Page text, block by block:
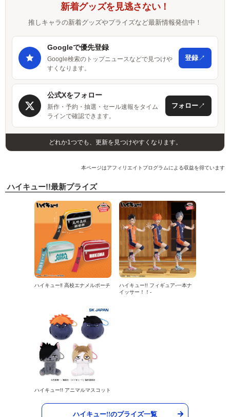
新着グッズを見逃さない！
推しキャラの新着グッズやプライズなど最新情報発信中！
Googleで優先登録
Google検索のトップニュースなどで見つけや
すくなります。
登録↗
公式Xをフォロー
新作・予約・抽選・セール速報をタイム
ラインで確認できます。
フォロー↗
どれか1つでも、更新を見つけやすくなります。
本ページはアフィリエイトプログラムによる収益を得ています
ハイキュー!!最新プライズ
ハイキュー‼ 高校エナメルポーチ
ハイキュー!! フィギュア-一本ナ
イッサー！！-
ハイキュー!! アニマルマスコット
ハイキュー!!のプライズ一覧